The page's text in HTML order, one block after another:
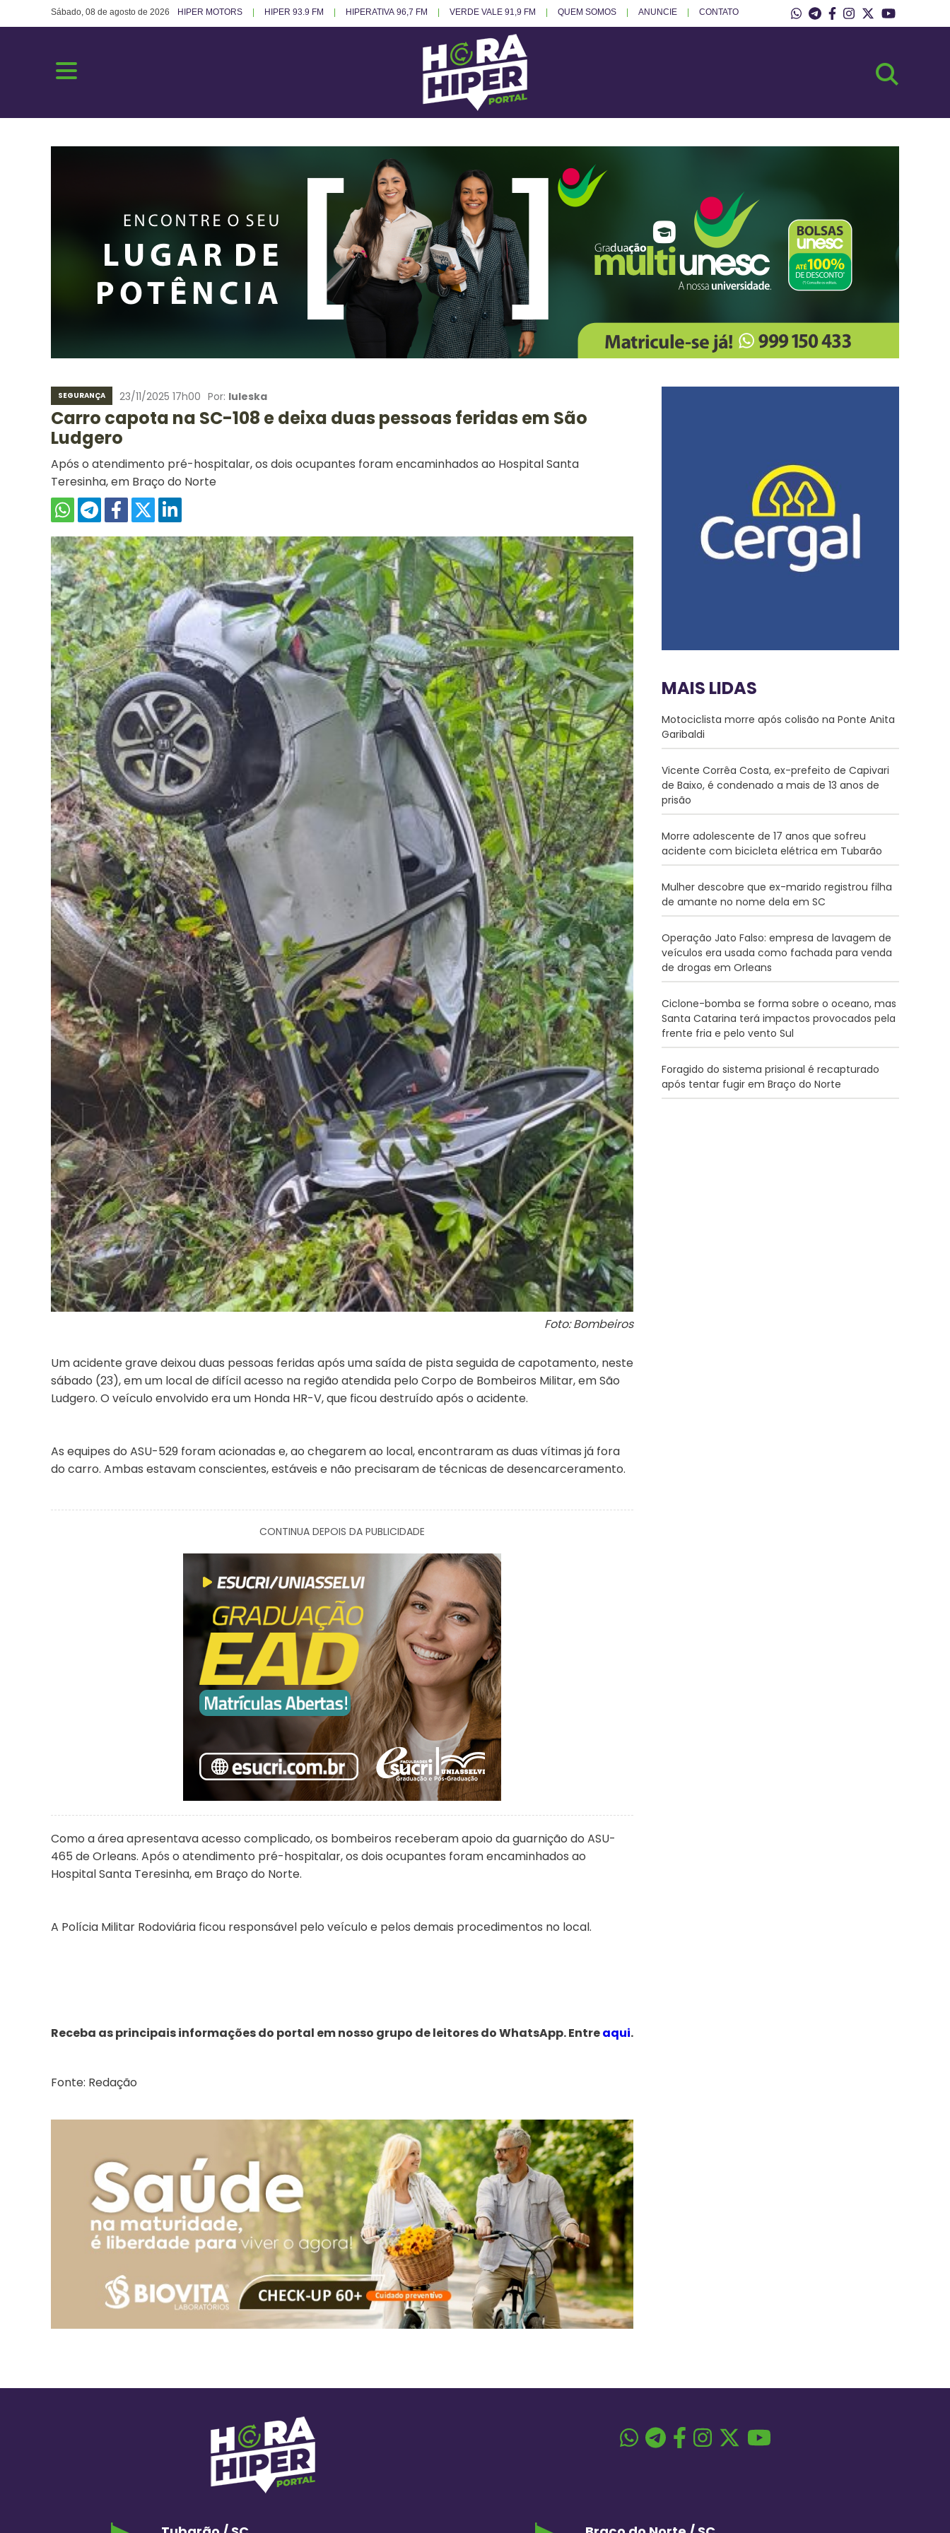
Sábado, 08 de agosto de 2026 HIPER MOTORS HIPER 93.9 FM HIPERATIVA 96,7 FM VERDE VALE 91,9 FM QUEM SOMOS ANUNCIE CONTATO
SEGURANÇA 23/11/2025 17h00 Por: Iuleska
Carro capota na SC-108 e deixa duas pessoas feridas em São
Ludgero
Após o atendimento pré-hospitalar, os dois ocupantes foram encaminhados ao Hospital Santa
Teresinha, em Braço do Norte
Foto: Bombeiros
Um acidente grave deixou duas pessoas feridas após uma saída de pista seguida de capotamento, neste
sábado (23), em um local de difícil acesso na região atendida pelo Corpo de Bombeiros Militar, em São
Ludgero. O veículo envolvido era um Honda HR-V, que ficou destruído após o acidente.
As equipes do ASU-529 foram acionadas e, ao chegarem ao local, encontraram as duas vítimas já fora
do carro. Ambas estavam conscientes, estáveis e não precisaram de técnicas de desencarceramento.
CONTINUA DEPOIS DA PUBLICIDADE
Como a área apresentava acesso complicado, os bombeiros receberam apoio da guarnição do ASU-
465 de Orleans. Após o atendimento pré-hospitalar, os dois ocupantes foram encaminhados ao
Hospital Santa Teresinha, em Braço do Norte.
A Polícia Militar Rodoviária ficou responsável pelo veículo e pelos demais procedimentos no local.
Receba as principais informações do portal em nosso grupo de leitores do WhatsApp. Entreaqui.
Fonte: Redação
MAIS LIDAS
Motociclista morre após colisão na Ponte Anita
Garibaldi
Vicente Corrêa Costa, ex-prefeito de Capivari
de Baixo, é condenado a mais de 13 anos de
prisão
Morre adolescente de 17 anos que sofreu
acidente com bicicleta elétrica em Tubarão
Mulher descobre que ex-marido registrou filha
de amante no nome dela em SC
Operação Jato Falso: empresa de lavagem de
veículos era usada como fachada para venda
de drogas em Orleans
Ciclone-bomba se forma sobre o oceano, mas
Santa Catarina terá impactos provocados pela
frente fria e pelo vento Sul
Foragido do sistema prisional é recapturado
após tentar fugir em Braço do Norte